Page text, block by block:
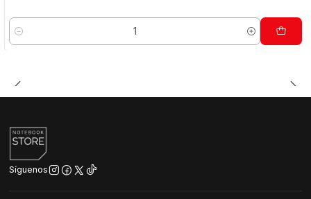
Cantidad
Síguenos